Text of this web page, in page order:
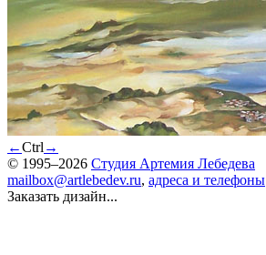
←Ctrl →
© 1995–2026 Студия Артемия Лебедева
mailbox@artlebedev.ru, адреса и телефоны
Заказать дизайн...